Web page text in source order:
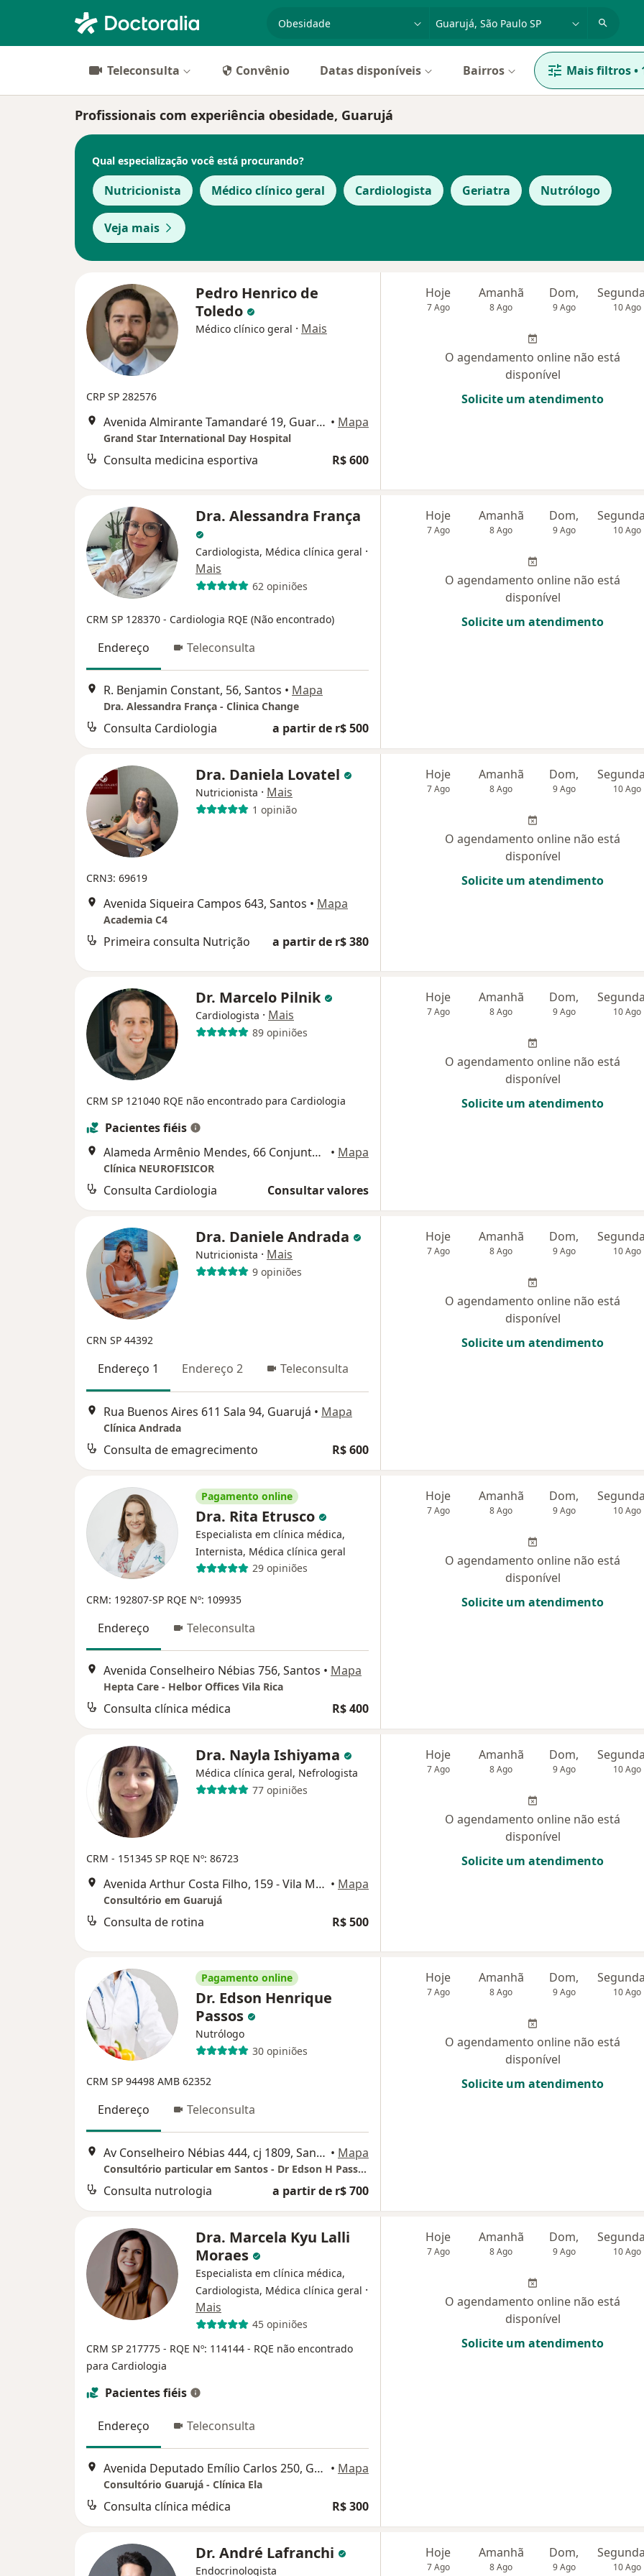
cidade ou região
Teleconsulta Convênio Datas disponíveis Bairros Mais filtros•
Profissionais com experiência obesidade, Guarujá
Qual especialização você está procurando?
Nutricionista Médico clínico geral Cardiologista Geriatra Nutrólogo
Veja mais
Pedro Henrico de
Toledo
Médico clínico geral · Mais
CRP SP 282576
Avenida Almirante Tamandaré 19, Guarujá • Mapa
Grand Star International Day Hospital
Consulta medicina esportiva R$ 600
Hoje
7 Ago
Amanhã
8 Ago
Dom,
9 Ago 10 Ago
O agendamento online não está
disponível
Solicite um atendimento
Dra. Alessandra França
Cardiologista, Médica clínica geral ·
Mais
62 opiniões
CRM SP 128370 - Cardiologia RQE (Não encontrado)
Endereço Teleconsulta
R. Benjamin Constant, 56, Santos • Mapa
Dra. Alessandra França - Clinica Change
Consulta Cardiologia a partir de r$ 500
Hoje
7 Ago
Amanhã
8 Ago
Dom,
9 Ago 10 Ago
O agendamento online não está
disponível
Solicite um atendimento
Dra. Daniela Lovatel
Nutricionista · Mais
1 opinião
CRN3: 69619
Avenida Siqueira Campos 643, Santos • Mapa
Academia C4
Primeira consulta Nutrição a partir de r$ 380
Hoje
7 Ago
Amanhã
8 Ago
Dom,
9 Ago 10 Ago
O agendamento online não está
disponível
Solicite um atendimento
Dr. Marcelo Pilnik
Cardiologista · Mais
89 opiniões
CRM SP 121040 RQE não encontrado para Cardiologia
Pacientes fiéis
Alameda Armênio Mendes, 66 Conjunto 2006, Santos
• Mapa
Clínica NEUROFISICOR
Consulta Cardiologia Consultar valores
Hoje
7 Ago
Amanhã
8 Ago
Dom,
9 Ago 10 Ago
O agendamento online não está
disponível
Solicite um atendimento
Dra. Daniele Andrada
Nutricionista · Mais
9 opiniões
CRN SP 44392
Endereço 1 Endereço 2 Teleconsulta
Rua Buenos Aires 611 Sala 94, Guarujá • Mapa
Clínica Andrada
Consulta de emagrecimento R$ 600
Hoje
7 Ago
Amanhã
8 Ago
Dom,
9 Ago 10 Ago
O agendamento online não está
disponível
Solicite um atendimento
Pagamento online
Dra. Rita Etrusco
Especialista em clínica médica,
Internista, Médica clínica geral
29 opiniões
CRM: 192807-SP RQE Nº: 109935
Endereço Teleconsulta
Avenida Conselheiro Nébias 756, Santos • Mapa
Hepta Care - Helbor Offices Vila Rica
Consulta clínica médica R$ 400
Hoje
7 Ago
Amanhã
8 Ago
Dom,
9 Ago 10 Ago
O agendamento online não está
disponível
Solicite um atendimento
Dra. Nayla Ishiyama
Médica clínica geral, Nefrologista
77 opiniões
CRM - 151345 SP RQE Nº: 86723
Avenida Arthur Costa Filho, 159 - Vila Maia - sala 53, Guarujá • Mapa
Consultório em Guarujá
Consulta de rotina R$ 500
Hoje
7 Ago
Amanhã
8 Ago
Dom,
9 Ago 10 Ago
O agendamento online não está
disponível
Solicite um atendimento
Pagamento online
Dr. Edson Henrique
Passos
Nutrólogo
30 opiniões
CRM SP 94498 AMB 62352
Endereço Teleconsulta
Av Conselheiro Nébias 444, cj 1809, Santos • Mapa
Consultório particular em Santos - Dr Edson H Passos
Consulta nutrologia a partir de r$ 700
Hoje
7 Ago
Amanhã
8 Ago
Dom,
9 Ago 10 Ago
O agendamento online não está
disponível
Solicite um atendimento
Dra. Marcela Kyu Lalli
Moraes
Especialista em clínica médica,
Cardiologista, Médica clínica geral ·
Mais
45 opiniões
CRM SP 217775 - RQE Nº: 114144 - RQE não encontrado
para Cardiologia
Pacientes fiéis
Endereço Teleconsulta
Avenida Deputado Emílio Carlos 250, Guarujá • Mapa
Consultório Guarujá - Clínica Ela
Consulta clínica médica R$ 300
Hoje
7 Ago
Amanhã
8 Ago
Dom,
9 Ago 10 Ago
O agendamento online não está
disponível
Solicite um atendimento
Dr. André Lafranchi
Endocrinologista
Hoje
7 Ago
Amanhã
8 Ago
Dom,
9 Ago 10 Ago